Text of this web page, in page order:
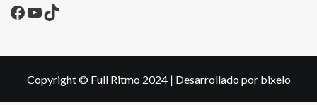
Facebook
YouTube
TikTok
Copyright © Full Ritmo 2024 | Desarrollado por bixelo